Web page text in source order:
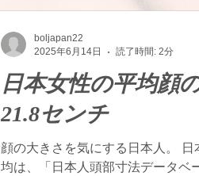
日本女性の平均顔
21.8センチ
顔の大きさを気にする日本人。
均は、「日本人頭部寸法データベ
boljapan22
2025年6月14日
読了時間: 2分